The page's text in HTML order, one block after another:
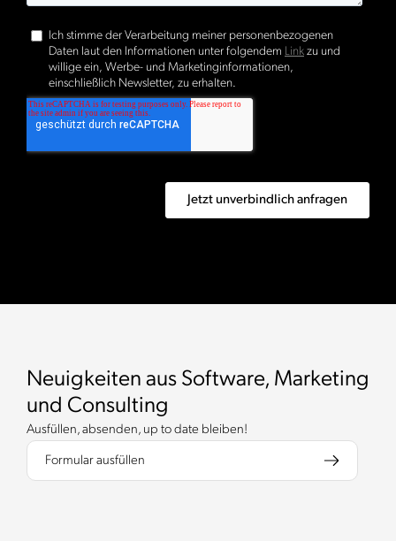
Neuigkeiten aus Software, Marketing
und Consulting
Ausfüllen, absenden, up to date bleiben!
Formular ausfüllen